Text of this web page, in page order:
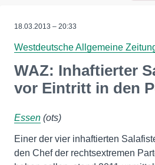
18.03.2013 – 20:33
Westdeutsche Allgemeine
WAZ: Inhaftierter
vor Eintritt in den
Essen (ots)
Einer der vier inhaftierten
den Chef der rechtsextremen